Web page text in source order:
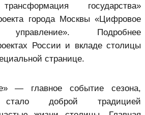
государства»
города Москвы «Цифровое
управление». Подробнее
России и вкладе столицы
странице.
— главное событие сезона,
доброй традицией